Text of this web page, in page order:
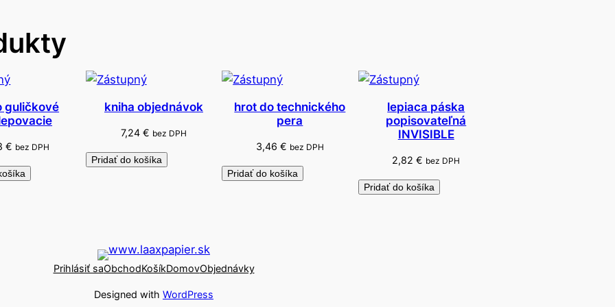
m
e
m
guličkové
€ bez DPH
kniha objednávok
7,24 € bez DPH
Pridať do košíka
hrot do technického
pera
3,46 € bez DPH
Pridať do košíka
lepiaca páska
popisovateľná
INVISIBLE
2,82€ bez DPH
Pridať do košíka
Prihlásiť saObchodKošíkDomovObjednávky
Designed with WordPress